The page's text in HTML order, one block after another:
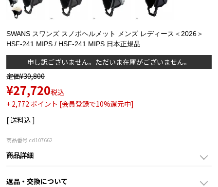
SWANS スワンズ スノボヘルメット メンズ レディース＜2026＞
HSF-241 MIPS / HSF-241 MIPS 日本正規品
申し訳ございません。ただいま在庫がございません。
定価¥30,800
¥27,720税込
+ 2,772 ポイント [会員登録で10%還元中]
送料込
商品番号 cd107662
商品詳細
返品・交換について